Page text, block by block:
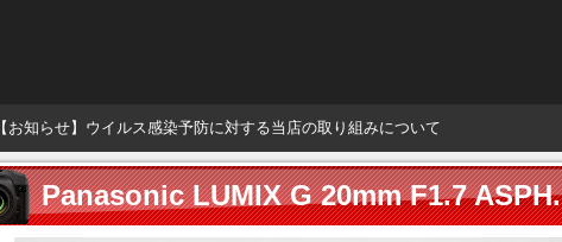
【お知らせ】ウイルス感染予防に対する当店の取り組みについて
Panasonic LUMIX G 20mm F1.7 ASPH.